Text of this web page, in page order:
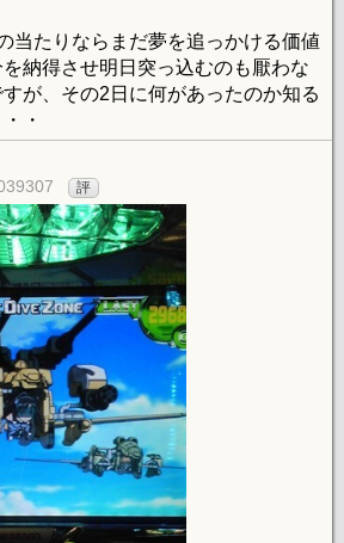
当たりならまだ夢を追っかける価値
納得させ明日突っ込むのも厭わな
が、その2日に何があったのか知る
・
評